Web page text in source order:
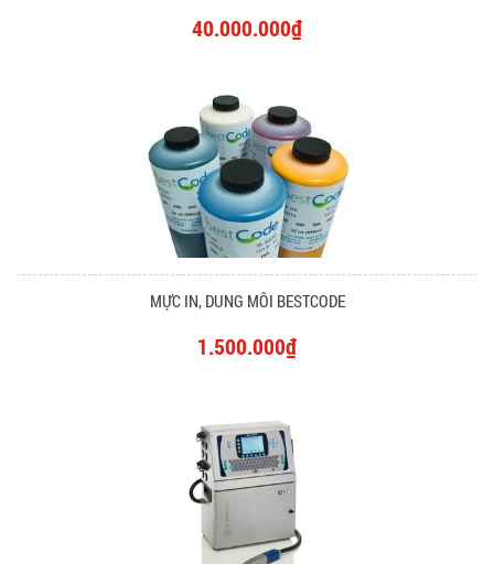
40.000.000₫
MỰC IN, DUNG MÔI BESTCODE
1.500.000₫